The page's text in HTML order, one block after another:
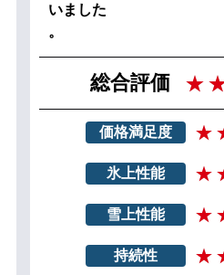
いました
。
総合評価
価格満足度
氷上性能
雪上性能
持続性